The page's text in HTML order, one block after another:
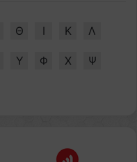
Θ Ι Κ Λ
Υ Φ Χ Ψ